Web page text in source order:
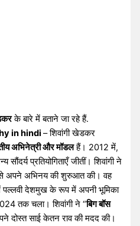
के बारे में बताने जा रहे हैं.
in hindi– शिवांगी खेडकर
अभिनेत्री और मॉडलहैं। 2012 में,
सौंदर्य प्रतियोगिताएँ जीतीं। शिवांगी ने
अपने अभिनय की शुरुआत की। वह
पल्लवी देशमुख के रूप में अपनी भूमिका
तक चला। शिवांगी ने “बिग बॉस
दोस्त साई केतन राव की मदद की।